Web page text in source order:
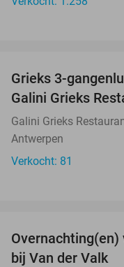
Grieks 3-
Galini Grieks
Galini Grieks
Antwerpen
Verkocht: 81
bij Van der Valk